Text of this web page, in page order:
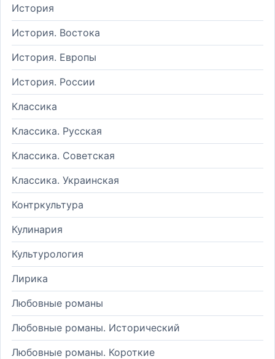
История
История. Востока
История. Европы
История. России
Классика
Классика. Русская
Классика. Советская
Классика. Украинская
Контркультура
Кулинария
Культурология
Лирика
Любовные романы
Любовные романы. Исторический
Любовные романы. Короткие